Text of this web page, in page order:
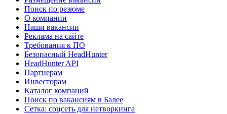
Поиск по резюме
О компании
Наши вакансии
Реклама на сайте
Требования к ПО
Безопасный HeadHunter
HeadHunter API
Партнерам
Инвесторам
Каталог компаний
Поиск по вакансиям в Балее
Сетка: соцсеть для нетворкинга